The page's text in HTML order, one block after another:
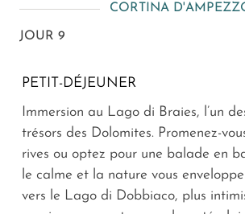
CORTINA
JOUR 9
PETIT-DÉJEUNER
Immersion au Lago di Braies, l’un
trésors des Dolomites. Promenez-
rives ou optez pour une balade en
le calme et la nature vous
vers le Lago di Dobbiaco, plus